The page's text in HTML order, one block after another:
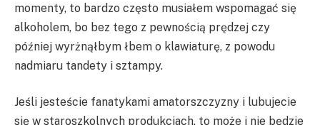
momenty, to bardzo często musiałem wspomagać się
alkoholem, bo bez tego z pewnością prędzej czy
później wyrżnąłbym łbem o klawiaturę, z powodu
nadmiaru tandety i sztampy.
Jeśli jesteście fanatykami amatorszczyzny i lubujecie
się w staroszkolnych produkcjach, to może i nie będzie